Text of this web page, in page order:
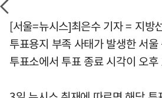
[서울=뉴시스]최은수 기자 = 지방
투표용지 부족 사태가 발생한 서
투표소에서 투표 종료 시각이 오